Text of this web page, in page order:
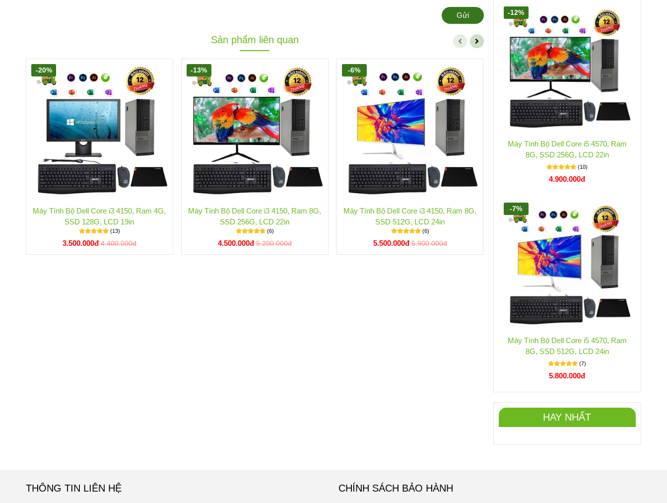
Gửi
Sản phẩm liên quan
Máy Tính Bộ Dell Core i3 4150, Ram 4G,
SSD 128G, LCD 19in
(13)
3.500.000đ 4.400.000đ
-20%
Máy Tính Bộ Dell Core i3 4150, Ram 8G,
SSD 256G, LCD 22in
(6)
4.500.000đ 5.200.000đ
-13%
Máy Tính Bộ Dell Core i3 4150, Ram 8G,
SSD 512G, LCD 24in
(6)
5.500.000đ 5.900.000đ
-6%
Máy Tính Bộ Dell Core i5 4570, Ram 8G,
SSD 512G, LCD 24in
(7)
5.800.000đ 6.300.000đ
-7%
Máy Tính Bộ Dell Core i5 4570, Ram
8G, SSD 256G, LCD 22in
(10)
4.900.000đ
-12%
Máy Tính Bộ Dell Core i5 4570, Ram
8G, SSD 512G, LCD 24in
(7)
5.800.000đ
-7%
HAY NHẤT
THÔNG TIN LIÊN HỆ CHÍNH SÁCH BẢO HÀNH